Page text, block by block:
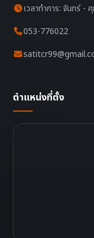
เวลาทำการ: จันทร์ -
053-776022
ตำแหน่งที่ตั้ง